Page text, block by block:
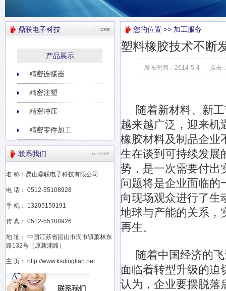
鼎联电子科技
产品展示
精密连接器
精密注塑
精密冲压
精密零件加工
您的位置 >> 加工服务
塑料橡胶技术不断
发布时间：2014-5-4 点击
随着新材料、新工
越来越广泛，迎来机
橡胶材料及制品企业
生在谈到可持续发展
势，是一次需要付出
问题将是企业面临的
向现场观众进行了生
地球与产能的关系，
再生。
随着中国经济的飞
面临着转型升级的迫
认为，企业要摆脱落
联系我们
名 称：昆山鼎联电子科技有限公司
电 话： 0512-55108928
手 机： 13205159191
传 真： 0512-55108926
地 址： 中国江苏省昆山市周市镇萧林东
路132号（原新浦路）
主 页： http://www.ksdinglian.net